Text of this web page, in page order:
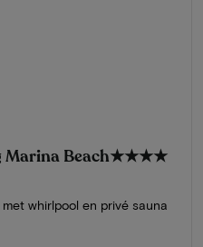
Marina Beach★★★★
whirlpool en privé sauna